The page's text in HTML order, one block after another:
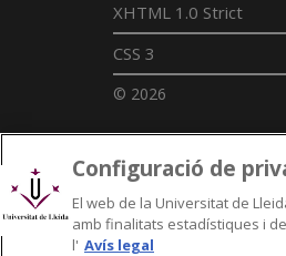
XHTML 1.0 Strict
CSS 3
© 2026
Configuració de
El web de la Universitat de
amb finalitats estadístiques i
l' Avís legal